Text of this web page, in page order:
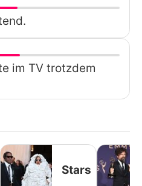
im TV trotzdem
Stars